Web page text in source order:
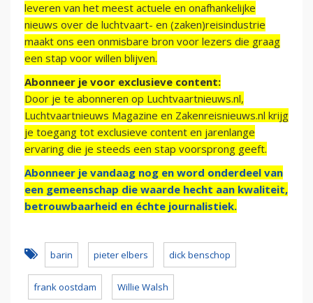
leveren van het meest actuele en onafhankelijke
nieuws over de luchtvaart- en (zaken)reisindustrie
maakt ons een onmisbare bron voor lezers die graag
een stap voor willen blijven.
Abonneer je voor exclusieve content:
Door je te abonneren op Luchtvaartnieuws.nl,
Luchtvaartnieuws Magazine en Zakenreisnieuws.nl krijg
je toegang tot exclusieve content en jarenlange
ervaring die je steeds een stap voorsprong geeft.
Abonneer je vandaag nog en word onderdeel van
een gemeenschap die waarde hecht aan kwaliteit,
betrouwbaarheid en échte journalistiek.
barin pieter elbers dick benschop
frank oostdam Willie Walsh